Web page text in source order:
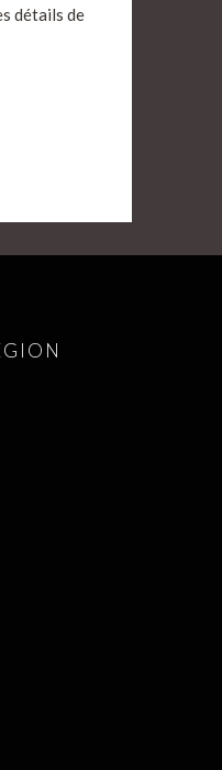
détails de